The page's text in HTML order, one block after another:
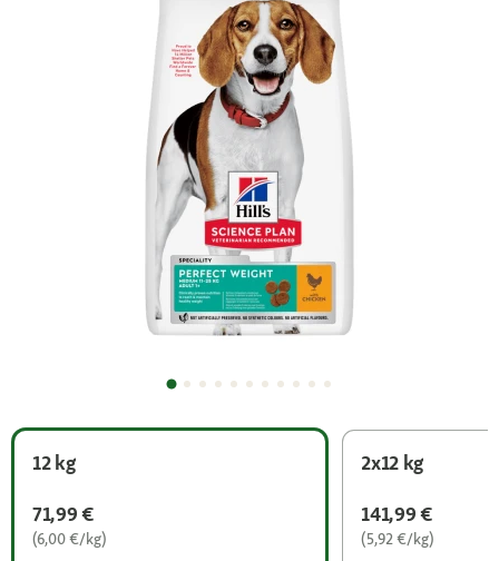
12 kg
71,99 €
(6,00 €/kg)
2x12 kg
141,99 €
(5,92 €/kg)